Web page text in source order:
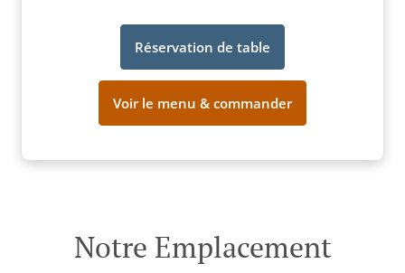
Réservation de table
Voir le menu & commander
Notre Emplacement